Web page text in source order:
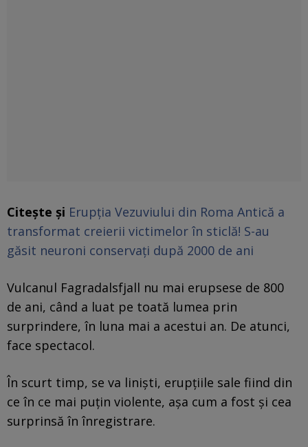
Citește și Erupția Vezuviului din Roma Antică a
transformat creierii victimelor în sticlă! S-au
găsit neuroni conservați după 2000 de ani
Vulcanul Fagradalsfjall nu mai erupsese de 800
de ani, când a luat pe toată lumea prin
surprindere, în luna mai a acestui an. De atunci,
face spectacol.
În scurt timp, se va liniști, erupțiile sale fiind din
ce în ce mai puțin violente, așa cum a fost și cea
surprinsă în înregistrare.